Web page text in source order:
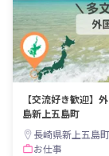
【交流好き歓迎】
島新上五島町
長崎県新上五島町
お仕事